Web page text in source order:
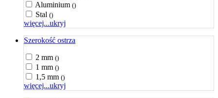
Aluminium ()
Stal ()
więcej...ukryj
Szerokość ostrza
2 mm ()
1 mm ()
1,5 mm ()
więcej...ukryj